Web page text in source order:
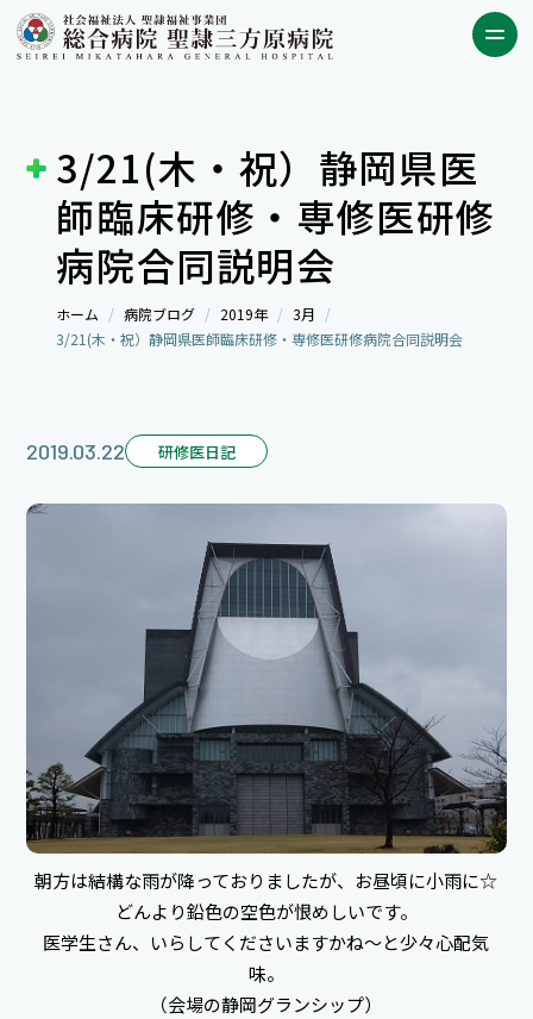
3/21(木・祝）静岡県医
師臨床研修・専修医研修
病院合同説明会
ホーム 病院ブログ 2019年
3月
3/21(木・祝）静岡県医師臨床研修・専修医研修病院合同説明会
2019.03.22 研修医日記
朝方は結構な雨が降っておりましたが、お昼頃に小雨に☆
どんより鉛色の空色が恨めしいです。
医学生さん、いらしてくださいますかね～と少々心配気
味。
（会場の静岡グランシップ）